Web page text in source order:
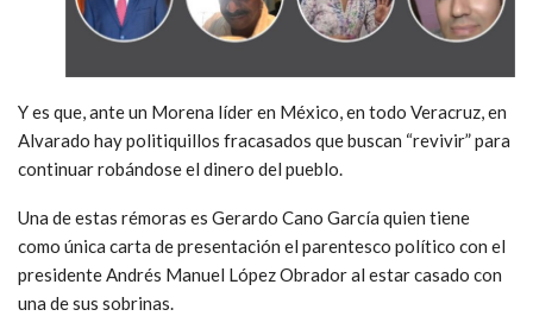
Y es que, ante un Morena líder en México, en todo Veracruz, en
Alvarado hay politiquillos fracasados que buscan “revivir” para
continuar robándose el dinero del pueblo.
Una de estas rémoras es Gerardo Cano García quien tiene
como única carta de presentación el parentesco político con el
presidente Andrés Manuel López Obrador al estar casado con
una de sus sobrinas.